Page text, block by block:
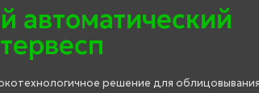
автоматический
решение для